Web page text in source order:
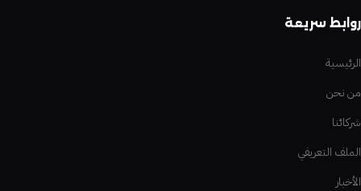
روابط سريعة
الرئيسية
من نحن
شركائنا
الملف التعريفي
الأخبار